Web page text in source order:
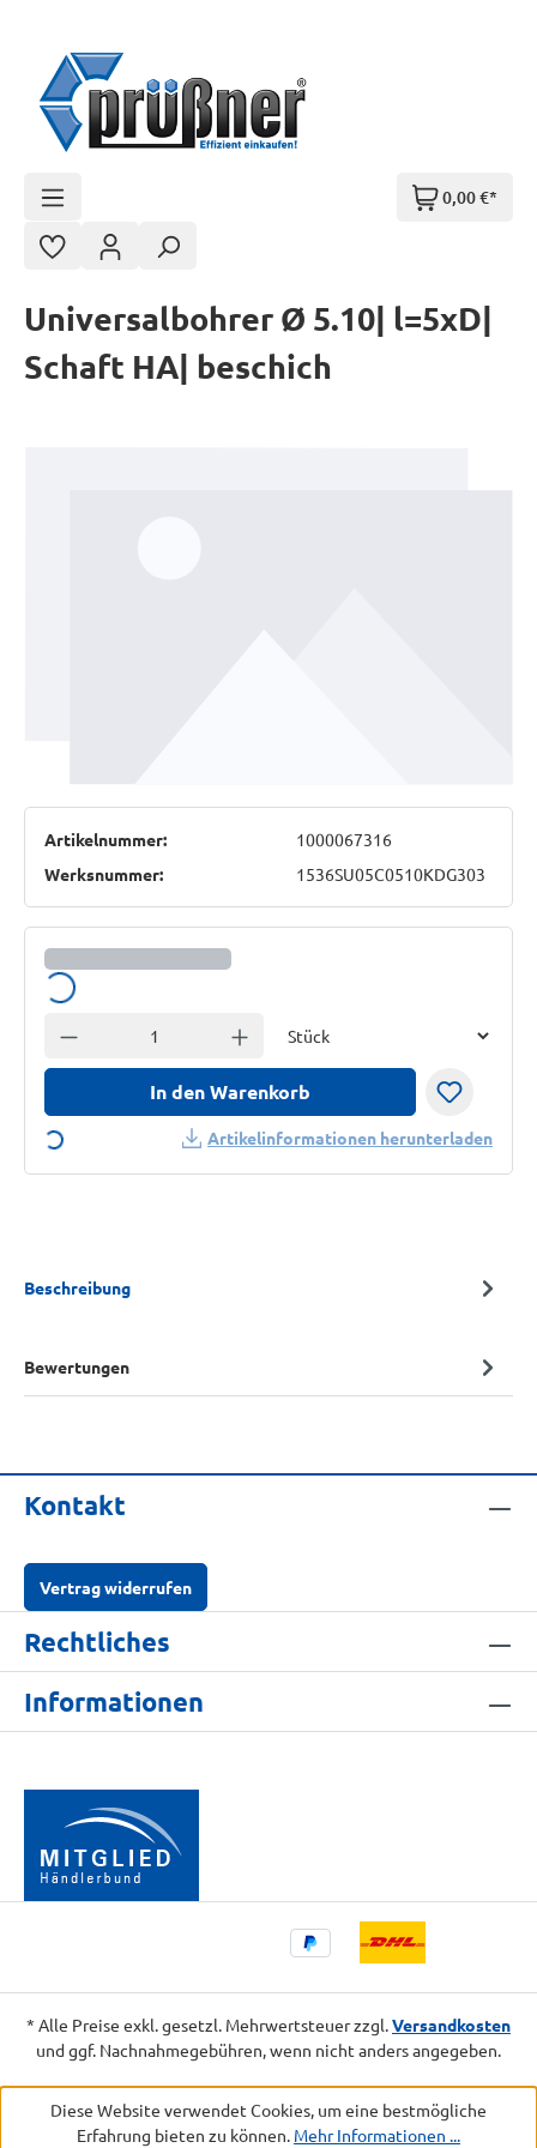
0,00 €*
Universalbohrer Ø 5.10| l=5xD|
Schaft HA| beschich
Artikelnummer:
1000067316
Werksnummer:
1536SU05C0510KDG303
Lädt...
Anzahl verringern Anzahl erhöhen
In den Warenkorb
Loading... Artikelinformationen herunterladen
Beschreibung
Bewertungen
Kontakt
Vertrag widerrufen
Rechtliches
Informationen
* Alle Preise exkl. gesetzl. Mehrwertsteuer zzgl.Versandkosten
und ggf. Nachnahmegebühren, wenn nicht anders angegeben.
Diese Website verwendet Cookies, um eine bestmögliche
Erfahrung bieten zu können. Mehr Informationen ...